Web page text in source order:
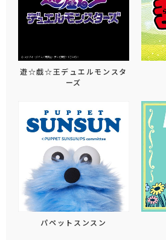
遊☆戯☆王デュエルモンスタ
ーズ
パペットスンスン